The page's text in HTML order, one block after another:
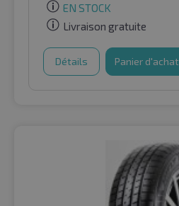
EN STOCK
Livraison gratuite
Détails Panier d'achat